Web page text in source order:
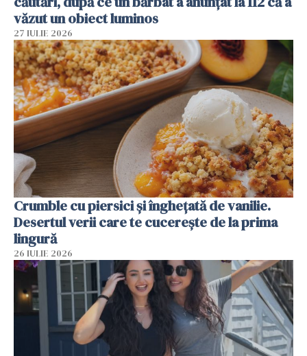
văzut un obiect luminos
27 IULIE 2026
Crumble cu piersici și înghețată de vanilie.
Desertul verii care te cucerește de la prima
lingură
26 IULIE 2026